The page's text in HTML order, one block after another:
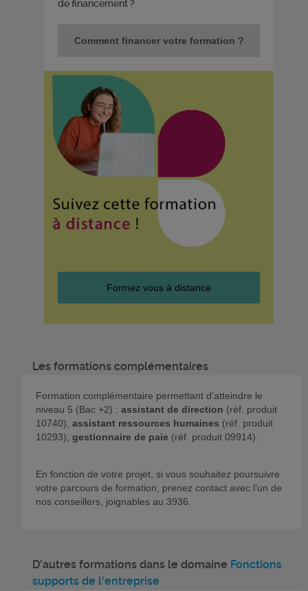
de financement ?
Comment financer votre formation ?
Formez vous à distance
Les formations complémentaires
Formation complémentaire permettant d'atteindre le
niveau 5 (Bac +2) : assistant de direction (réf. produit
10740), assistant ressources humaines (réf. produit
10293), gestionnaire de paie (réf. produit 09914).
En fonction de votre projet, si vous souhaitez poursuivre
votre parcours de formation, prenez contact avec l’un de
nos conseillers, joignables au 3936.
D'autres formations dans le domaine Fonctions
supports de l'entreprise